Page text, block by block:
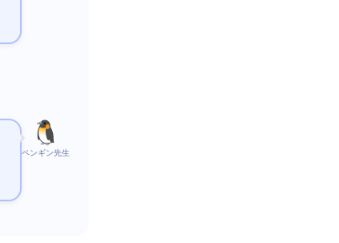
ペンギン先生